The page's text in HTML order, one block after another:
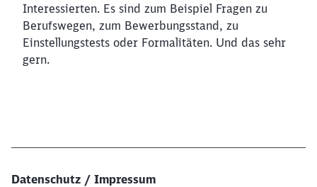
Interessierten. Es sind zum Beispiel Fragen zu
Berufswegen, zum Bewerbungsstand, zu
Einstellungstests oder Formalitäten. Und das sehr
gern.
Datenschutz / Impressum